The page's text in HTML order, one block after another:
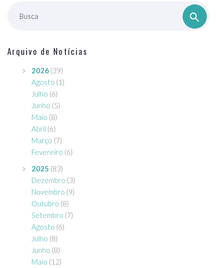
Busca
Arquivo de Notícias
2026 (39)
Agosto (1)
Julho (6)
Junho (5)
Maio (8)
Abril (6)
Março (7)
Fevereiro (6)
2025 (83)
Dezembro (3)
Novembro (9)
Outubro (8)
Setembro (7)
Agosto (6)
Julho (8)
Junho (8)
Maio (12)